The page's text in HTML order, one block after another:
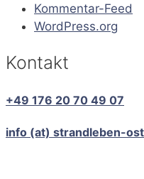
Kommentar-Feed
WordPress.org
Kontakt
+49 176 20 70 49 07
info (at) strandleben-